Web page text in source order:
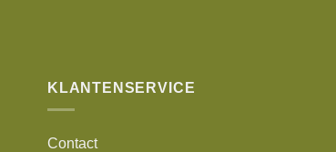
KLANTENSERVICE
Contact